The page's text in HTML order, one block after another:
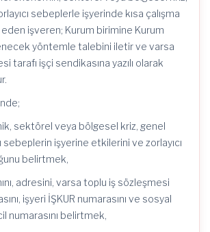
sebeplerle işyerinde kısa çalışma
eden işveren; Kurum birimine Kurum
yöntemle talebini iletir ve varsa
tarafı işçi sendikasına yazılı olarak
sektörel veya bölgesel kriz, genel
sebeplerin işyerine etkilerini ve zorlayıcı
belirtmek,
adresini, varsa toplu iş sözleşmesi
işyeri İŞKUR numarasını ve sosyal
numarasını belirtmek,